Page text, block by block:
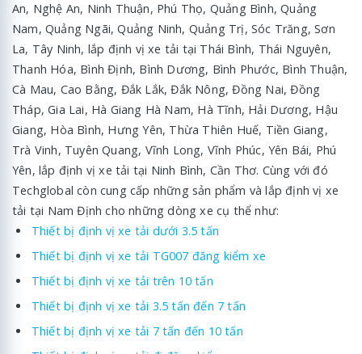
An, Nghệ An, Ninh Thuận, Phú Thọ, Quảng Bình, Quảng
Nam, Quảng Ngãi, Quảng Ninh, Quảng Trị, Sóc Trăng, Sơn
La, Tây Ninh, lắp định vị xe tải tại Thái Bình, Thái Nguyên,
Thanh Hóa, Bình Định, Bình Dương, Bình Phước, Bình Thuận,
Cà Mau, Cao Bằng, Đắk Lắk, Đắk Nông, Đồng Nai, Đồng
Tháp, Gia Lai, Hà Giang Hà Nam, Hà Tĩnh, Hải Dương, Hậu
Giang, Hòa Bình, Hưng Yên, Thừa Thiên Huế, Tiền Giang,
Trà Vinh, Tuyên Quang, Vĩnh Long, Vĩnh Phúc, Yên Bái, Phú
Yên, lắp định vị xe tải tại Ninh Bình, Cần Thơ. Cùng với đó
Techglobal còn cung cấp những sản phẩm và lắp định vị xe
tải tại Nam Định cho những dòng xe cụ thể như:
Thiết bị định vị xe tải dưới 3.5 tấn
Thiết bị định vị xe tải TG007 đăng kiểm xe
Thiết bị định vị xe tải trên 10 tấn
Thiết bị định vị xe tải 3.5 tấn đến 7 tấn
Thiết bị định vị xe tải 7 tấn đến 10 tấn